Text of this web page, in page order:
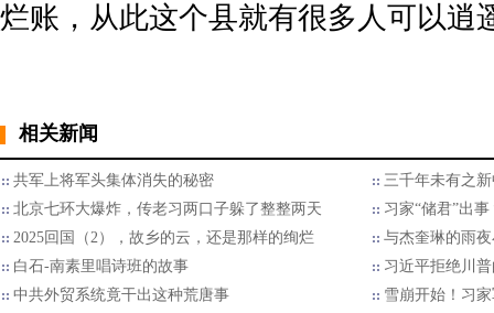
烂账，从此这个县就有很多人可以逍
相关新闻
共军上将军头集体消失的秘密
三千年未有之
北京七环大爆炸，传老习两口子躲了整整两天
习家“储君”出
2025回国（2），故乡的云，还是那样的绚烂
与杰奎琳的雨
白石-南素里唱诗班的故事
习近平拒绝川普
中共外贸系统竟干出这种荒唐事
雪崩开始！习